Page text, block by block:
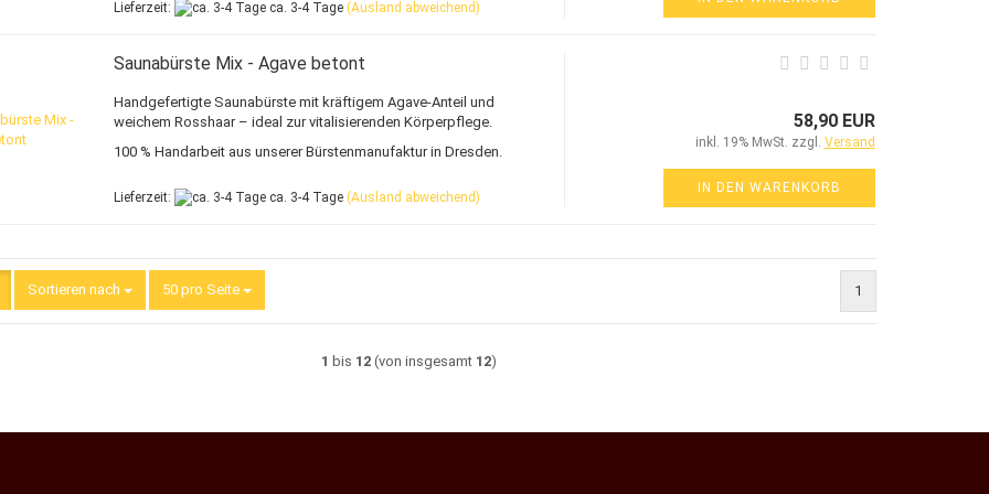
Lieferzeit: ca. 3-4 Tage (Ausland abweichend)
Saunabürste Mix - Agave betont
Handgefertigte Saunabürste mit kräftigem Agave-Anteil und
weichem Rosshaar – ideal zur vitalisierenden Körperpflege.
100 % Handarbeit aus unserer Bürstenmanufaktur in Dresden.
Lieferzeit: ca. 3-4 Tage (Ausland abweichend)
58,90 EUR
inkl. 19% MwSt. zzgl. Versand
IN DEN WARENKORB
Sortieren nach
Sortieren nach 50 pro Seite
pro Seite 1
1 bis 12(von insgesamt 12)